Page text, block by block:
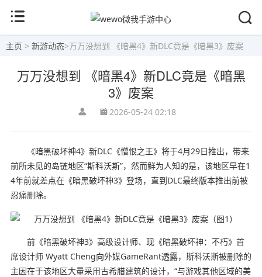
主页 > 新游动态>万万没想到 《暗黑4》新DLC竟是《暗黑3》废案
万万没想到 《暗黑4》新DLC竟是《暗黑
3》废案
2026-05-24 02:18
《暗黑破坏神4》新DLC《憎恨之王》将于4月29日推出，带来
前所未见的岛链地区“斯科沃斯”，然而鲜为人知的是，该地区早在1
4年前就差点在《暗黑破坏神3》登场，直到DLC最终版本推出前被
忍痛删除。
前《暗黑破坏神3》高级设计师、现《暗黑破坏神：不朽》首
席设计师 Wyatt Cheng向外媒GameRant透露，斯科沃斯被删除的
主因在于该地区大量采用古希腊建筑的设计，“与游戏其他区域的美